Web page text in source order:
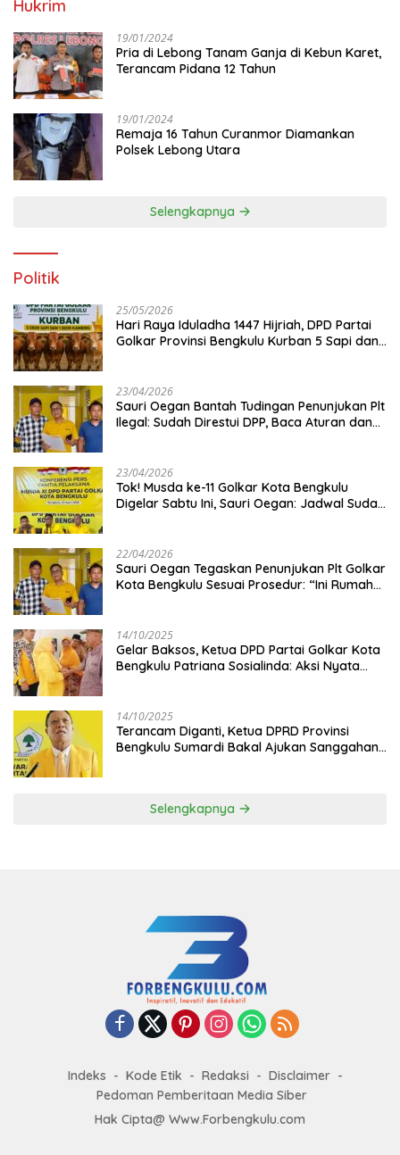
Hukrim
19/01/2024
Pria di Lebong Tanam Ganja di Kebun Karet,
Terancam Pidana 12 Tahun
19/01/2024
Remaja 16 Tahun Curanmor Diamankan
Polsek Lebong Utara
Selengkapnya
Politik
25/05/2026
Hari Raya Iduladha 1447 Hijriah, DPD Partai
Golkar Provinsi Bengkulu Kurban 5 Sapi dan 1
23/04/2026
Sauri Oegan Bantah Tudingan Penunjukan Plt
Ilegal: Sudah Direstui DPP, Baca Aturan dan
23/04/2026
‎Tok! Musda ke-11 Golkar Kota Bengkulu
Digelar Sabtu Ini, Sauri Oegan: Jadwal Sudah
22/04/2026
Sauri Oegan Tegaskan Penunjukan Plt Golkar
Kota Bengkulu Sesuai Prosedur: “Ini Rumah
14/10/2025
‎Gelar Baksos, Ketua DPD Partai Golkar Kota
Bengkulu Patriana Sosialinda: Aksi Nyata
14/10/2025
Terancam Diganti, Ketua DPRD Provinsi
Bengkulu Sumardi Bakal Ajukan Sanggahan
Selengkapnya
Indeks Kode Etik Redaksi
Disclaimer
Pedoman Pemberitaan Media Siber
Hak Cipta@ Www.Forbengkulu.com